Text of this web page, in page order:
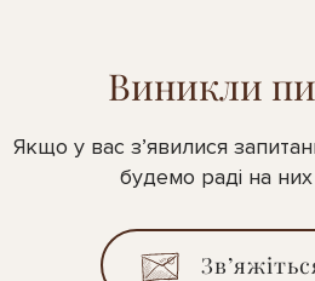
Виникли
Якщо у вас з’явилися
будемо раді на них